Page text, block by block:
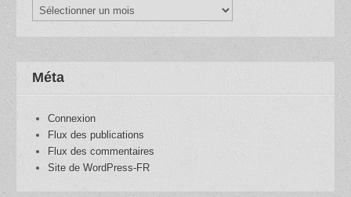
Archives
Méta
Connexion
Flux des publications
Flux des commentaires
Site de WordPress-FR